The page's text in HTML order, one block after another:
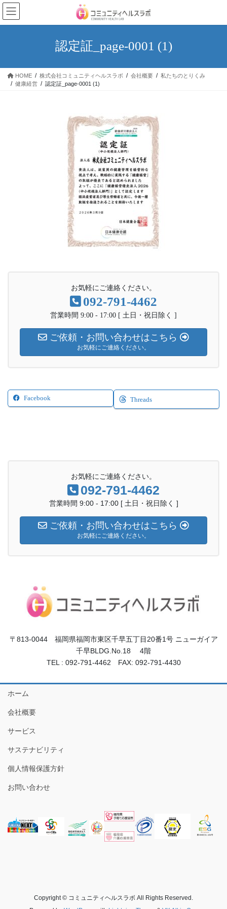
コ
ン
テ
ス
ナ
ビ
ゲ
ン
認定証_page-0001 (1)
HOME 株式会社コミュニティヘルスラボ 会社概要
私たちのとりくみ
健康経営
認定証_page-0001 (1)
お気軽にご連絡ください。
092-791-4462
営業時間 9:00 - 17:00 [ 土日・祝日除く ]
ご依頼・お問い合わせはこちら
お気軽にご連絡ください。
Facebook Threads
お気軽にご連絡ください。
092-791-4462
営業時間 9:00 - 17:00 [ 土日・祝日除く ]
ご依頼・お問い合わせはこちら
お気軽にご連絡ください。
〒813-0044 福岡県福岡市東区千早五丁目20番1号 ニューガイア
千早BLDG.No.18 4階
TEL : 092-791-4462 FAX: 092-791-4430
ホーム
会社概要
サービス
サステナビリティ
個人情報保護方針
お問い合わせ
Copyright © コミュニティヘルスラボ All Rights Reserved.